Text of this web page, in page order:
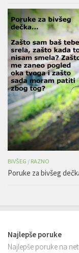
BIVŠEG / RAZNO
Poruke za bivšeg
Najlepše poruke
Najlepše poruke na